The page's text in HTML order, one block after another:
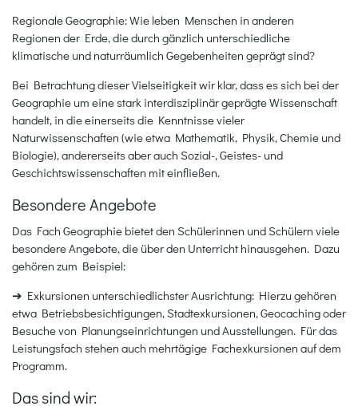
Regionale Geographie: Wie leben Menschen in anderen
Regionen der Erde, die durch gänzlich unterschiedliche
klimatische und naturräumlich Gegebenheiten geprägt sind?
Bei Betrachtung dieser Vielseitigkeit wir klar, dass es sich bei der
Geographie um eine stark interdisziplinär geprägte Wissenschaft
handelt, in die einerseits die Kenntnisse vieler
Naturwissenschaften (wie etwa Mathematik, Physik, Chemie und
Biologie), andererseits aber auch Sozial-, Geistes- und
Geschichtswissenschaften mit einfließen.
Besondere Angebote
Das Fach Geographie bietet den Schülerinnen und Schülern viele
besondere Angebote, die über den Unterricht hinausgehen. Dazu
gehören zum Beispiel:
➔ Exkursionen unterschiedlichster Ausrichtung: Hierzu gehören
etwa Betriebsbesichtigungen, Stadtexkursionen, Geocaching oder
Besuche von Planungseinrichtungen und Ausstellungen. Für das
Leistungsfach stehen auch mehrtägige Fachexkursionen auf dem
Programm.
Das sind wir: